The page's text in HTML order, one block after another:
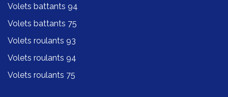
Volets battants 94
Volets battants 75
Volets roulants 93
Volets roulants 94
Volets roulants 75